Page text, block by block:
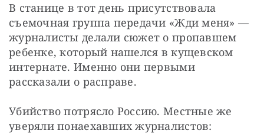
В станице в тот день присутствовала
съемочная группа передачи «Жди меня» —
журналисты делали сюжет о пропавшем
ребенке, который нашелся в кущевском
интернате. Именно они первыми
рассказали о расправе.
Убийство потрясло Россию. Местные же
уверяли понаехавших журналистов: